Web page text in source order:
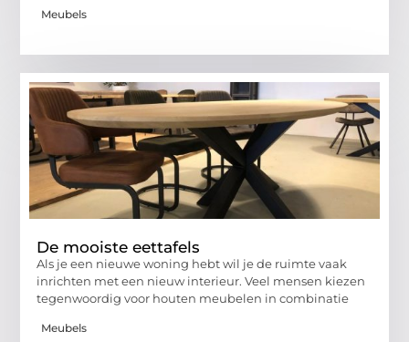
Meubels
De mooiste eettafels
Als je een nieuwe woning hebt wil je de ruimte vaak
inrichten met een nieuw interieur. Veel mensen kiezen
tegenwoordig voor houten meubelen in combinatie
Meubels